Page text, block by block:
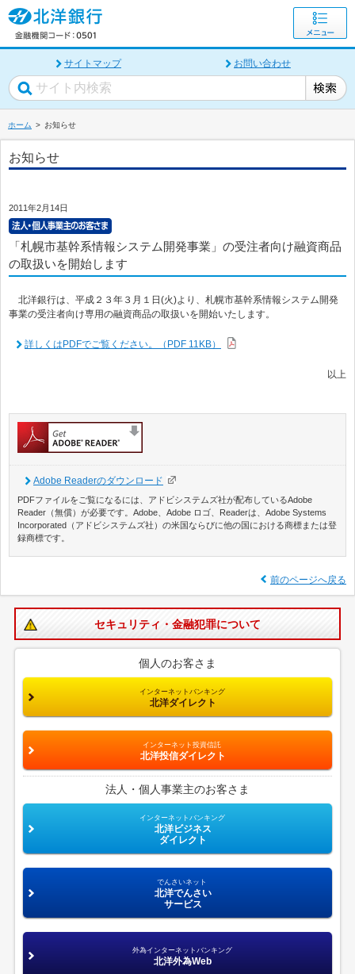
サイトマップ お問い合わせ
ホーム お知らせ
お知らせ
2011年2月14日
「札幌市基幹系情報システム開発事業」の受注者向け融資商品
の取扱いを開始します
北洋銀行は、平成２３年３月１日(火)より、札幌市基幹系情報システム開発
事業の受注者向け専用の融資商品の取扱いを開始いたします。
詳しくはPDFでご覧ください。（PDF 11KB）
以上
Adobe Readerのダウンロード
PDFファイルをご覧になるには、アドビシステムズ社が配布しているAdobe
Reader（無償）が必要です。Adobe、Adobe ロゴ、Readerは、Adobe Systems
Incorporated（アドビシステムズ社）の米国ならびに他の国における商標または登
録商標です。
前のページへ戻る
セキュリティ・金融犯罪について
個人のお客さま
インターネットバンキング
北洋ダイレクト
インターネット投資信託
北洋投信ダイレクト
法人・個人事業主のお客さま
インターネットバンキング
北洋ビジネス
ダイレクト
でんさいネット
北洋でんさい
サービス
外為インターネットバンキング
北洋外為Web